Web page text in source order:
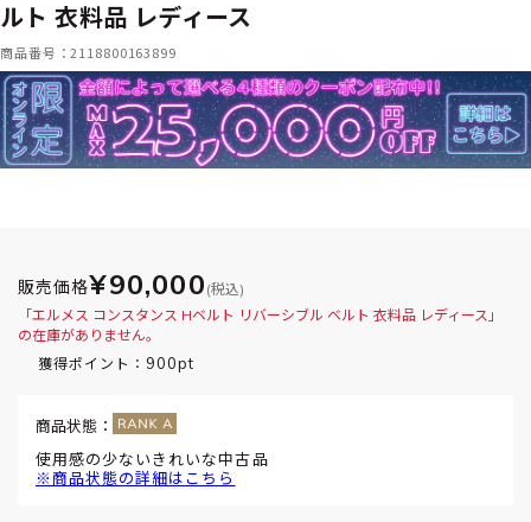
ルト 衣料品 レディース
商品番号：2118800163899
販売価格¥90,000 (税込)
「エルメス コンスタンス Hベルト リバーシブル ベルト 衣料品 レディース」
の在庫がありません。
獲得ポイント： 900pt
商品状態：
使用感の少ないきれいな中古品
※商品状態の詳細はこちら